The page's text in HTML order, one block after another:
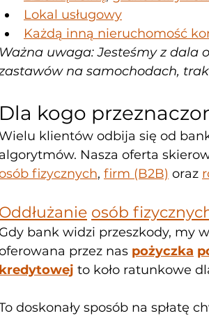
Lokal usługowy
Każdą inną nieruchomość
Ważna uwaga: Jesteśmy z
na samochodach,
Dla kogo
klientów odbija się od
algorytmów. Nasza oferta
fizycznych, firm (B2B) oraz
Oddłużanie osób
Gdy bank widzi przeszkody, my
przez nas pożyczka
kredytowej to koło ratunkowe
doskonały sposób na spłatę